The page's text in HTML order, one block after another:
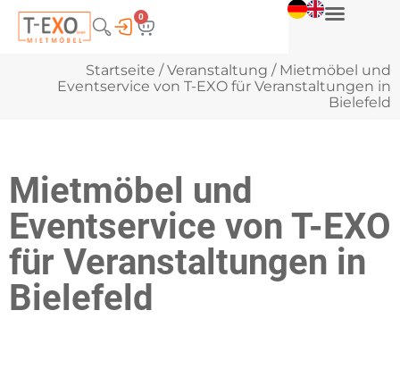
0
Startseite /Veranstaltung / Mietmöbel und
Eventservice von T-EXO für Veranstaltungen in
Bielefeld
Mietmöbel und
Eventservice von T-EXO
für Veranstaltungen in
Bielefeld